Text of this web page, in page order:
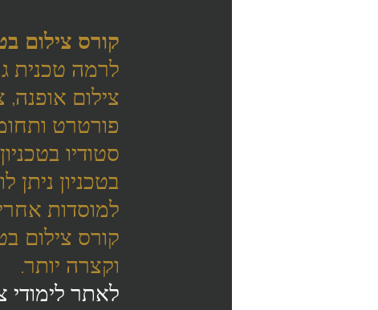
קורס צילום
לרמה טכנית
צילום אופנה,
פורטרט
סטודיו
בטכניון
למוסדות
קורס צילום
וקצרה יותר.
לאתר לימודי